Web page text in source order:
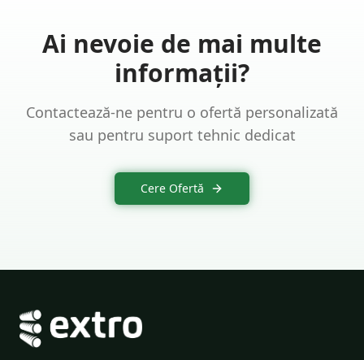
Ai nevoie de mai multe
informații?
Contactează-ne pentru o ofertă personalizată
sau pentru suport tehnic dedicat
Cere Ofertă